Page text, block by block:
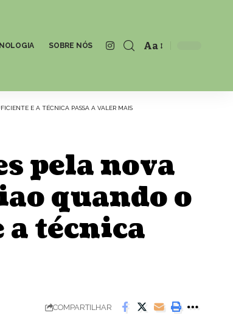
SOBRE NÓS
Font
Aa
E A TÉCNICA PASSA A VALER MAIS
pela nova
quando o
a técnica
COMPARTILHAR